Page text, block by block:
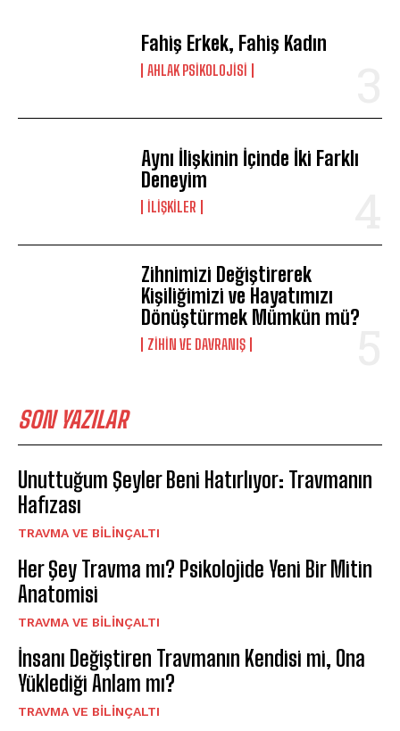
Fahiş Erkek, Fahiş Kadın
AHLAK PSIKOLOJISI
Aynı İlişkinin İçinde İki Farklı
Deneyim
İLIŞKILER
Zihnimizi Değiştirerek
Kişiliğimizi ve Hayatımızı
Dönüştürmek Mümkün mü?
⁠ZIHIN VE DAVRANIŞ
SON YAZILAR
Unuttuğum Şeyler Beni Hatırlıyor: Travmanın
Hafızası
⁠TRAVMA VE BILINÇALTI
Her Şey Travma mı? Psikolojide Yeni Bir Mitin
Anatomisi
⁠TRAVMA VE BILINÇALTI
İnsanı Değiştiren Travmanın Kendisi mi, Ona
Yüklediği Anlam mı?
⁠TRAVMA VE BILINÇALTI